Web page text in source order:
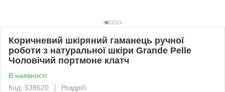
Коричневий шкіряний гаманець ручної
роботи з натуральної шкіри Grande Pelle
Чоловічий портмоне клатч
В наявності
Код: 538620
Роздріб